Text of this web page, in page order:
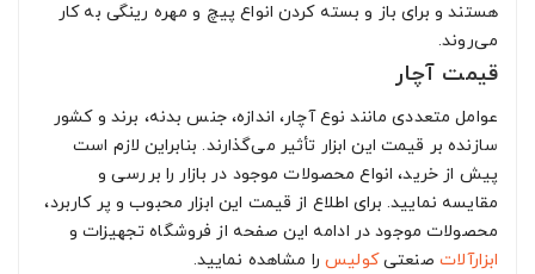
هستند و برای باز و بسته کردن انواع پیچ و مهره رینگی به کار
می‌روند.
قیمت آچار
عوامل متعددی مانند نوع آچار، اندازه، جنس بدنه، برند و کشور
سازنده بر قیمت این ابزار تأثیر می‌گذارند. بنابراین لازم است
پیش از خرید، انواع محصولات موجود در بازار را بررسی و
مقایسه نمایید. برای اطلاع از قیمت این ابزار محبوب و پر کاربرد،
محصولات موجود در ادامه این صفحه از فروشگاه تجهیزات و
ابزارآلات صنعتیکولیسرا مشاهده نمایید.